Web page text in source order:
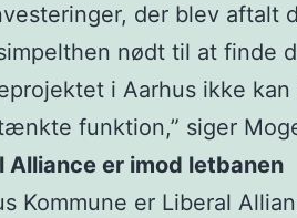
der blev aftalt
nødt til at finde
i Aarhus ikke
funktion,” siger
Alliance er imod letbanen
Kommune er Liberal